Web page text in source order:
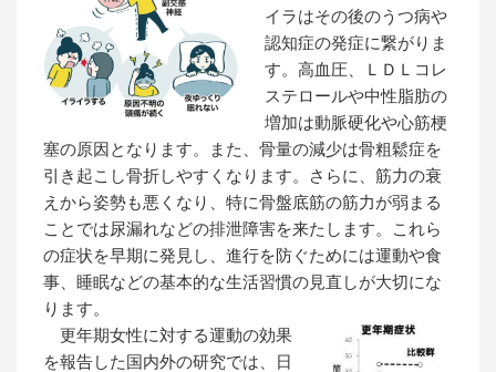
イラはその後のうつ病や
認知症の発症に繋がりま
す。高血圧、ＬＤＬコレ
ステロールや中性脂肪の
増加は動脈硬化や心筋梗
塞の原因となります。また、骨量の減少は骨粗鬆症を
引き起こし骨折しやすくなります。さらに、筋力の衰
えから姿勢も悪くなり、特に骨盤底筋の筋力が弱まる
ことでは尿漏れなどの排泄障害を来たします。これら
の症状を早期に発見し、進行を防ぐためには運動や食
事、睡眠などの基本的な生活習慣の見直しが大切にな
ります。
更年期女性に対する運動の効果
を報告した国内外の研究では、日